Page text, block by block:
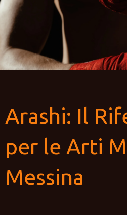
Arashi: Il
per le Arti
Messina